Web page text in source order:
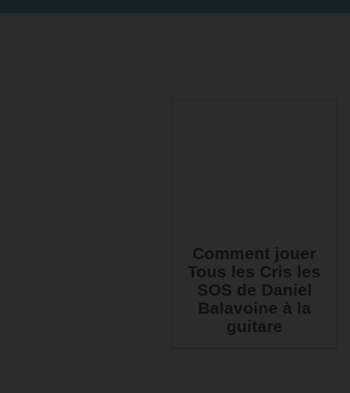
Comment jouer
Tous les Cris les
SOS de Daniel
Balavoine à la
guitare